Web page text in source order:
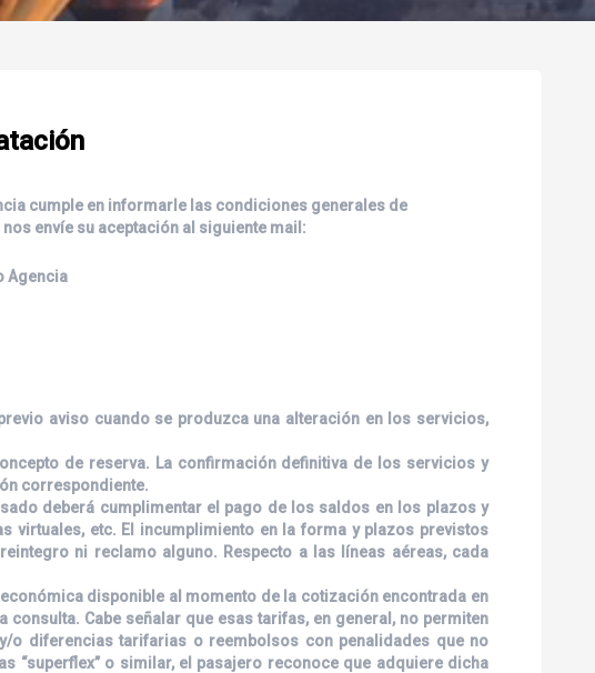
cumple en informarle las condiciones generales de
envíe su aceptación al siguiente mail:
Agencia
aviso cuando se produzca una alteración en los servicios,
de reserva. La confirmación definitiva de los servicios y
correspondiente.
deberá cumplimentar el pago de los saldos en los plazos y
virtuales, etc. El incumplimiento en la forma y plazos previstos
ni reclamo alguno. Respecto a las líneas aéreas, cada
disponible al momento de la cotización encontrada en
Cabe señalar que esas tarifas, en general, no permiten
diferencias tarifarias o reembolsos con penalidades que no
“superflex” o similar, el pasajero reconoce que adquiere dicha